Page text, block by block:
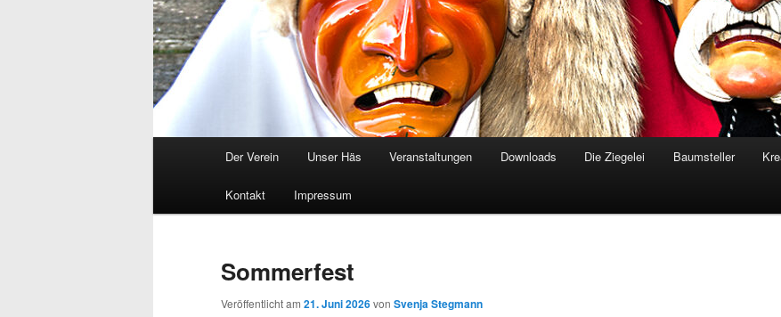
Der Verein Unser Häs Veranstaltungen Downloads Die Ziegelei Baumsteller
Kontakt Impressum
Sommerfest
Veröffentlicht am 21. Juni 2026von Svenja Stegmann